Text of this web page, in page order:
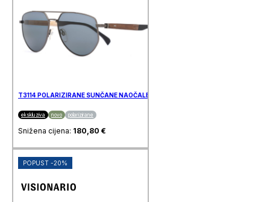
T3114 POLARIZIRANE SUNČANE NAOČALE T-CHARGE
ekskluziva novo polarizirane
Snižena cijena: 180,80 €
POPUST -20%